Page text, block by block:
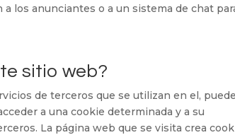
los anunciantes o a un sistema de chat
sitio web?
de terceros que se utilizan en el,
a una cookie determinada y a su
La página web que se visita crea